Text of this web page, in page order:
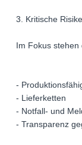
3. Kritische
Im Fokus stehen
-
- Lieferketten
- Notfall- und
- Transparenz